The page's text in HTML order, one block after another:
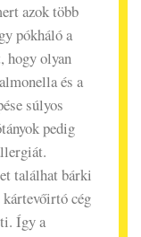
azok több
pókháló a
hogy olyan
és a
súlyos
pedig
találhat bárki
cég
Így a